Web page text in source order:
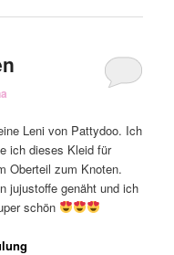
Leni von Pattydoo. Ich
ich dieses Kleid für
Oberteil zum Knoten.
jujustoffe genäht und ich
schön